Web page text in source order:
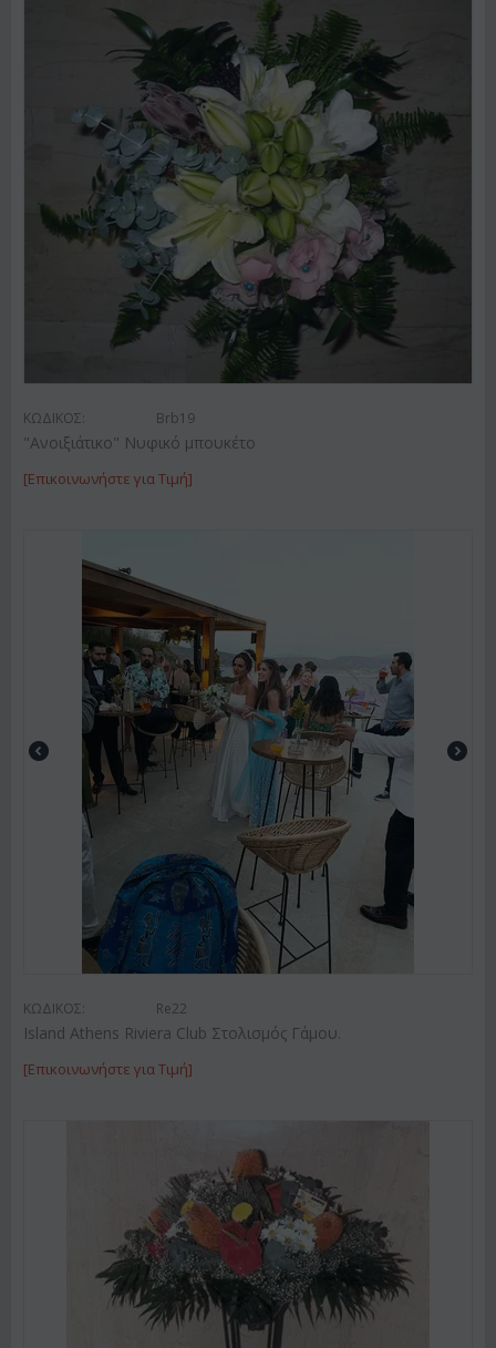
ΚΩΔΙΚΟΣ: Brb19
"Ανοιξιάτικο" Νυφικό μπουκέτο
[Επικοινωνήστε για Τιμή]
ΚΩΔΙΚΟΣ: Re22
Island Athens Riviera Club Στολισμός Γάμου.
[Επικοινωνήστε για Τιμή]